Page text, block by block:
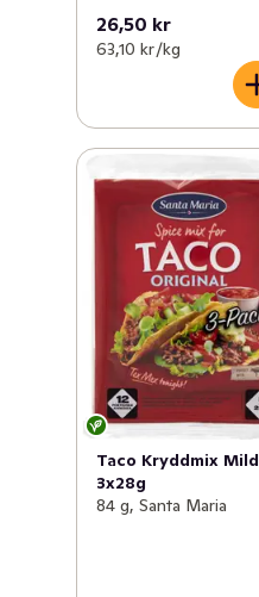
26,50 kr
63,10 kr /kg
Taco Kryddmix Mild
3x28g
84 g, Santa Maria